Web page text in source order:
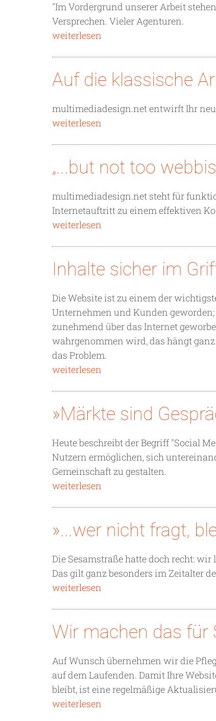
"Im Vordergrund unserer Arbeit
Versprechen. Vieler Agenturen.
weiterlesen
Auf die klassische
multimediadesign.net entwirft Ihr
weiterlesen
„...but not too
multimediadesign.net steht für
Internetauftritt zu einem effektiven
weiterlesen
Inhalte sicher im
Die Website ist zu einem der
Unternehmen und Kunden
zunehmend über das Internet
wahrgenommen wird, das hängt
das Problem.
weiterlesen
»Märkte sind
Heute beschreibt der Begriff "Social
Nutzern ermöglichen, sich
Gemeinschaft zu gestalten.
weiterlesen
»...wer nicht fragt,
Die Sesamstraße hatte doch recht:
Das gilt ganz besonders im Zeitalter
weiterlesen
Wir machen das für
Auf Wunsch übernehmen wir die
auf dem Laufenden. Damit Ihre
bleibt, ist eine regelmäßige
weiterlesen